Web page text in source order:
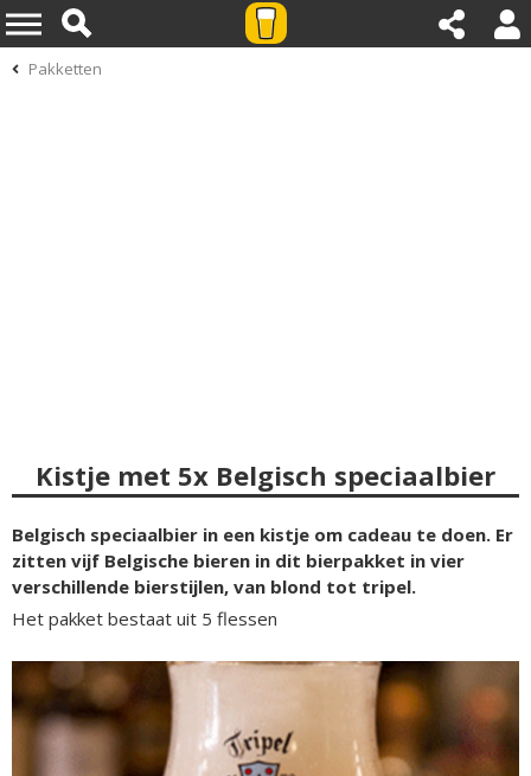
Pakketten
Kistje met 5x Belgisch speciaalbier
Belgisch speciaalbier in een kistje om cadeau te doen. Er
zitten vijf Belgische bieren in dit bierpakket in vier
verschillende bierstijlen, van blond tot tripel.
Het pakket bestaat uit 5 flessen